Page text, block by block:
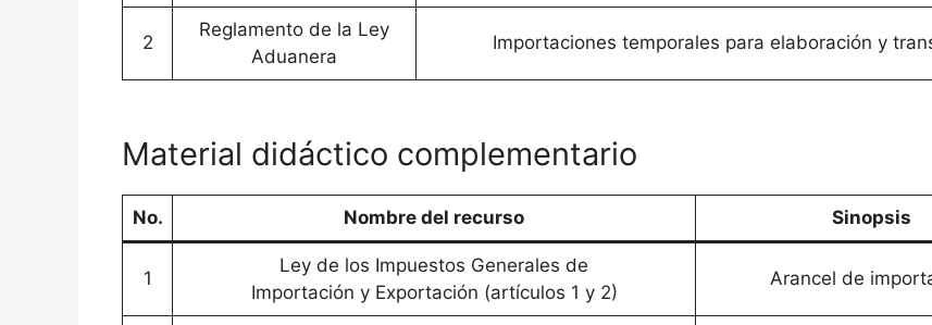
2
Reglamento de la Ley
Aduanera
Importaciones temporales para elaboración y
Material didáctico complementario
No. Nombre del recurso Sinopsis
1
Ley de los Impuestos Generales de
Importación y Exportación (artículos 1 y 2)
Arancel de